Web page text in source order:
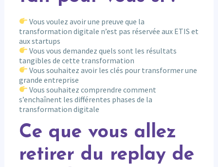
Vous voulez avoir une preuve que la
transformation digitale n’est pas réservée aux ETIS et
aux startups
Vous vous demandez quels sont les résultats
tangibles de cette transformation
Vous souhaitez avoir les clés pour transformer une
grande entreprise
Vous souhaitez comprendre comment
s’enchaînent les différentes phases de la
transformation digitale
Ce que vous allez
retirer du replay de